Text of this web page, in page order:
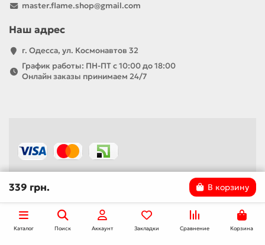
master.flame.shop@gmail.com
Наш адрес
г. Одесса, ул. Космонавтов 32
График работы: ПН-ПТ с 10:00 до 18:00
Онлайн заказы принимаем 24/7
339 грн. В корзину
Каталог Поиск Аккаунт Закладки Сравнение Корзина